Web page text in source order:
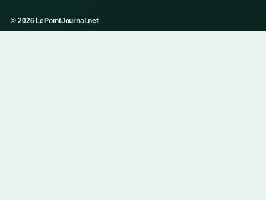
© 2026 LePointJournal.net